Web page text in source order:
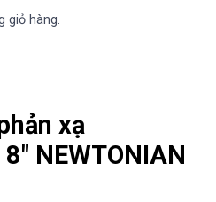
giỏ hàng.
xạ
NEWTONIAN